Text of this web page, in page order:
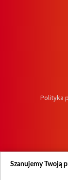
Polityka
Szanujemy Twoją